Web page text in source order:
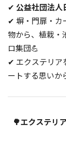
✔ 公益社団法人
✔ 塀・門扉・カ
物から、植栽・
ロ集団💪
✔ エクステリア
ートする思いか
🌳エクステリ